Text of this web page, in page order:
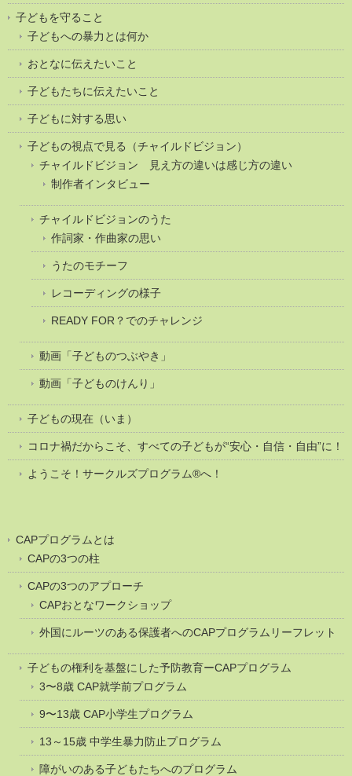
子どもを守ること
子どもへの暴力とは何か
おとなに伝えたいこと
子どもたちに伝えたいこと
子どもに対する思い
子どもの視点で見る（チャイルドビジョン）
チャイルドビジョン 見え方の違いは感じ方の違い
制作者インタビュー
チャイルドビジョンのうた
作詞家・作曲家の思い
うたのモチーフ
レコーディングの様子
READY FOR？でのチャレンジ
動画「子どものつぶやき」
動画「子どものけんり」
子どもの現在（いま）
コロナ禍だからこそ、すべての子どもが“安心・自信・自由”に！
ようこそ！サークルズプログラム®へ！
CAPプログラムとは
CAPの3つの柱
CAPの3つのアプローチ
CAPおとなワークショップ
外国にルーツのある保護者へのCAPプログラムリーフレット
子どもの権利を基盤にした予防教育ーCAPプログラム
3〜8歳 CAP就学前プログラム
9〜13歳 CAP小学生プログラム
13～15歳 中学生暴力防止プログラム
障がいのある子どもたちへのプログラム